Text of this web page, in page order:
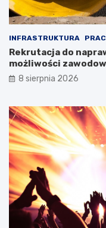
INFRASTRUKTURA
Rekrutacja do
możliwości
8 sierpnia 2026